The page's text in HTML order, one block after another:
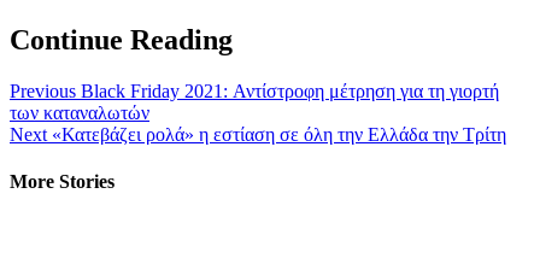
Continue Reading
Previous Black Friday 2021: Αντίστροφη μέτρηση για τη γιορτή
των καταναλωτών
Next «Κατεβάζει ρολά» η εστίαση σε όλη την Ελλάδα την Τρίτη
More Stories